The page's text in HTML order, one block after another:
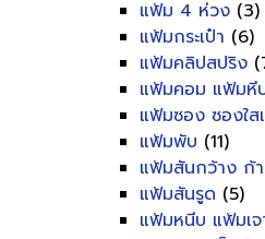
แฟ้ม 4 ห่วง (3)
แฟ้มกระเป๋า (6)
แฟ้มคลิปสปริง
แฟ้มคอม แฟ้มหี
แฟ้มซอง ซองใส
แฟ้มพับ (11)
แฟ้มสันกว้าง ก้
แฟ้มสันรูด (5)
แฟ้มหนีบ แฟ้มเจ